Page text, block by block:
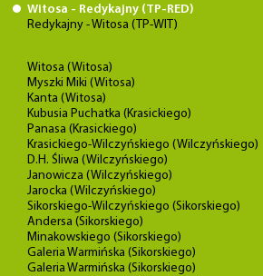
Witosa - Redykajny (TP-RED)
Redykajny - Witosa (TP-WIT)
Witosa (Witosa)
Myszki Miki (Witosa)
Kanta (Witosa)
Kubusia Puchatka (Krasickiego)
Panasa (Krasickiego)
Krasickiego-Wilczyńskiego (Wilczyńskiego)
D.H. Śliwa (Wilczyńskiego)
Janowicza (Wilczyńskiego)
Jarocka (Wilczyńskiego)
Sikorskiego-Wilczyńskiego (Sikorskiego)
Andersa (Sikorskiego)
Minakowskiego (Sikorskiego)
Galeria Warmińska (Sikorskiego)
Galeria Warmińska (Sikorskiego)